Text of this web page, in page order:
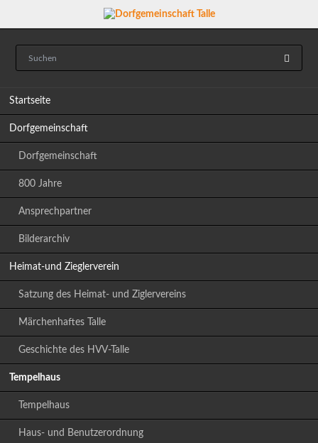
Startseite
Dorfgemeinschaft
Dorfgemeinschaft
800 Jahre
Ansprechpartner
Bilderarchiv
Heimat-und Zieglerverein
Satzung des Heimat- und Ziglervereins
Märchenhaftes Talle
Geschichte des HVV-Talle
Tempelhaus
Tempelhaus
Haus- und Benutzerordnung